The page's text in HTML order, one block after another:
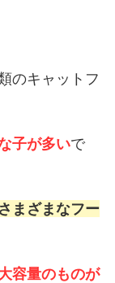
のキャットフ
子が多いで
まざまなフー
容量のものが